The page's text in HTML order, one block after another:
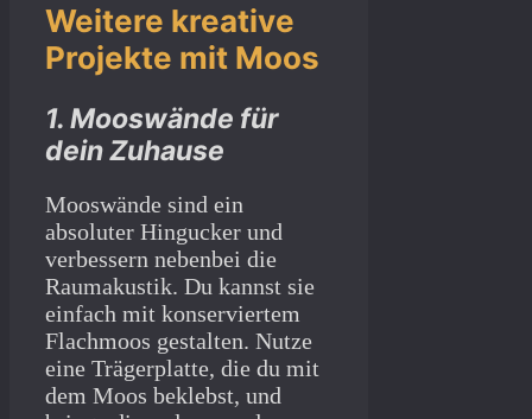
Weitere kreative
Projekte mit Moos
1. Mooswände für
dein Zuhause
Mooswände sind ein
absoluter Hingucker und
verbessern nebenbei die
Raumakustik. Du kannst sie
einfach mit konserviertem
Flachmoos gestalten. Nutze
eine Trägerplatte, die du mit
dem Moos beklebst, und